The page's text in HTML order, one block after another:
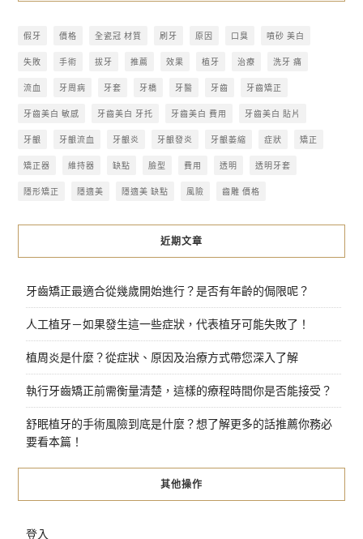
假牙 價格 全瓷冠 材質 刷牙 原因 口臭 噴砂 美白
失敗 手術 拔牙 推薦 效果 植牙 治療 洗牙 痛
流血 牙周病 牙套 牙橋 牙醫 牙齒 牙齒矯正
牙齒美白 敏感 牙齒美白 牙托 牙齒美白 費用 牙齒美白 貼片
牙齦 牙齦流血 牙齦炎 牙齦發炎 牙齦萎縮 症狀 矯正
矯正器 維持器 缺點 臉型 費用 透明 透明牙套
隱形矯正 隱適美 隱適美 缺點 風險 齒雕 價格
近期文章
牙齒矯正最適合從幾歲開始進行？是否有年齡的侷限呢？
人工植牙－如果發生這一些症狀，代表植牙可能失敗了！
植周炎是什麼？從症狀、原因及治療方式帶您深入了解
執行牙齒矯正前需衡量清楚，這樣的療程時間你是否能接受？
舒眠植牙的手術風險到底是什麼？想了解更多的話推薦你務必
要看本篇！
其他操作
登入